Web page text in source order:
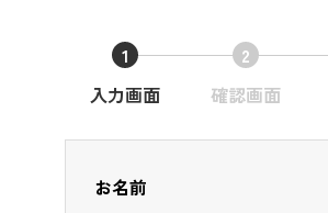
1
入力画面現
2
確認画面現
お名前